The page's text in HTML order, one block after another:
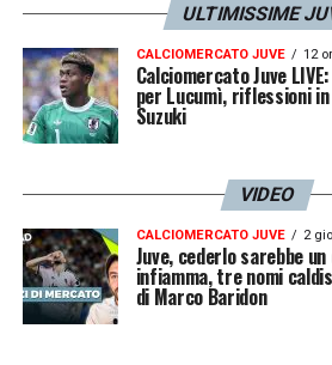
ULTIMISSIME
CALCIOMERCATO JUVE 12
Calciomercato Juve
per Lucumì, riflessioni
Suzuki
VIDEO
CALCIOMERCATO JUVE 2
Juve, cederlo sarebbe
infiamma, tre nomi
di Marco Baridon